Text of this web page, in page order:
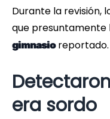
Durante la revisión,
que presuntamente
gimnasioreportado.
era sordo